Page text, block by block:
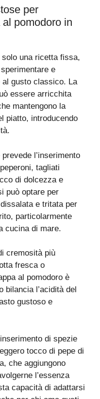
per
pomodoro in
solo una ricetta fissa,
e
al gusto classico. La
essere arricchita
mantengono la
piatto, introducendo
l’inserimento
tagliati
di dolcezza e
può optare per
e tritata per
particolarmente
cucina di mare.
cremosità più
fresca o
al pomodoro è
bilancia l’acidità del
gustoso e
di spezie
tocco di pepe di
che aggiungono
l’essenza
capacità di adattarsi